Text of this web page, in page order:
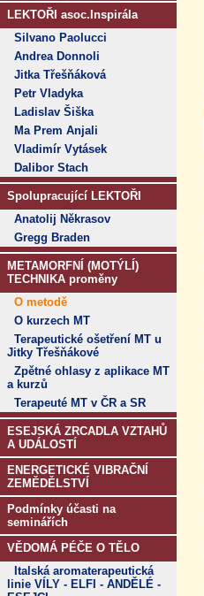
LEKTOŘI asoc.Inspirála
Silvano Paolucci
Andrea Donnoli
Jitka Třešňáková
Petr Vladyka
Ladislav Šiška
Ma Prem Anjali
Vladimír Vytásek
Dalibor Stach
Spolupracující LEKTOŘI
Anatolij Někrasov
Gregg Braden
METAMORFNÍ (MOTÝLÍ)
TECHNIKA proměny
O metodě
O kurzech MT
Terapeutické ošetření MT u
Jitky Třešňákové
Zpětné ohlasy z aplikace MT
a kurzů
Terapeuté MT v ČR a SR
ESEJSKÁ ZRCADLA VZTAHŮ
A UDÁLOSTÍ
ENERGETICKÉ VIBRAČNÍ
ZEMĚDĚLSTVÍ
Podmínky účasti na
seminářích
VĚDOMÁ PÉČE O TĚLO
Italská aromaterapeutická
linie VÍLY - ELFI - ANDĚLÉ -